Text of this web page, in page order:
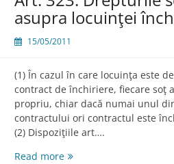
asupra locuinţei
15/05/2011
(1) În cazul în care locuinţa este
contract de închiriere, fiecare soţ
propriu, chiar dacă numai unul
contractului ori contractul este
(2) Dispoziţiile art….
Read moreArt.